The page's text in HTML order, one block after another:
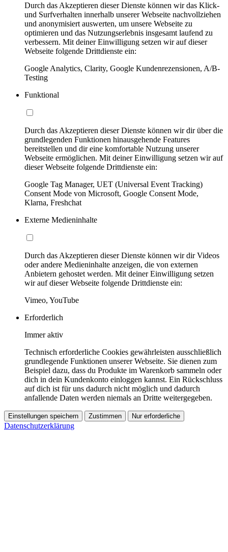
Durch das Akzeptieren dieser Dienste können wir das Klick-
und Surfverhalten innerhalb unserer Webseite nachvollziehen
und anonymisiert auswerten, um unsere Webseite zu
optimieren und das Nutzungserlebnis insgesamt laufend zu
verbessern. Mit deiner Einwilligung setzen wir auf dieser
Webseite folgende Drittdienste ein:
Google Analytics, Clarity, Google Kundenrezensionen, A/B-
Testing
Funktional
Durch das Akzeptieren dieser Dienste können wir dir über die
grundlegenden Funktionen hinausgehende Features
bereitstellen und dir eine komfortable Nutzung unserer
Webseite ermöglichen. Mit deiner Einwilligung setzen wir auf
dieser Webseite folgende Drittdienste ein:
Google Tag Manager, UET (Universal Event Tracking)
Consent Mode von Microsoft, Google Consent Mode,
Klarna, Freshchat
Externe Medieninhalte
Durch das Akzeptieren dieser Dienste können wir dir Videos
oder andere Medieninhalte anzeigen, die von externen
Anbietern gehostet werden. Mit deiner Einwilligung setzen
wir auf dieser Webseite folgende Drittdienste ein:
Vimeo, YouTube
Erforderlich
Immer aktiv
Technisch erforderliche Cookies gewährleisten ausschließlich
grundlegende Funktionen unserer Webseite. Sie dienen zum
Beispiel dazu, dass du Produkte im Warenkorb sammeln oder
dich in dein Kundenkonto einloggen kannst. Ein Rückschluss
auf dich ist für uns dadurch nicht möglich und dadurch
anfallende Daten werden niemals an Dritte weitergegeben.
Einstellungen speichern Zustimmen Nur erforderliche
Datenschutzerklärung